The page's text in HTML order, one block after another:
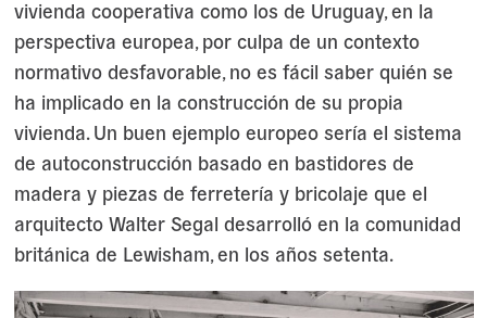
vivienda cooperativa como los de Uruguay, en la
perspectiva europea, por culpa de un contexto
normativo desfavorable, no es fácil saber quién se
ha implicado en la construcción de su propia
vivienda. Un buen ejemplo europeo sería el sistema
de autoconstrucción basado en bastidores de
madera y piezas de ferretería y bricolaje que el
arquitecto Walter Segal desarrolló en la comunidad
británica de Lewisham, en los años setenta.